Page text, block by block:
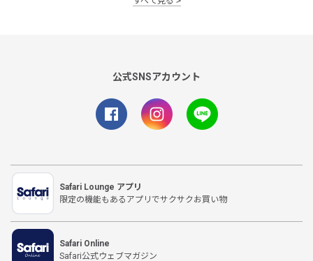
公式SNSアカウント
Safari Lounge アプリ
限定の機能もあるアプリでサクサクお買い物
Safari Online
Safari公式ウェブマガジン